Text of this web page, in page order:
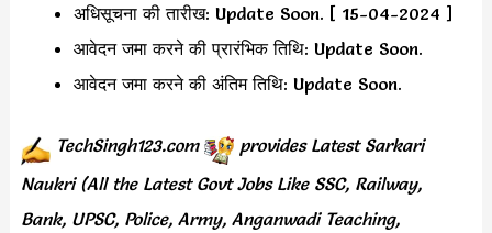
अधिसूचना की तारीख: Update Soon. [ 15-04-2024 ]
आवेदन जमा करने की प्रारंभिक तिथि: Update Soon.
आवेदन जमा करने की अंतिम तिथि: Update Soon.
TechSingh123.com provides Latest Sarkari
Naukri (All the Latest Govt Jobs Like SSC, Railway,
Bank, UPSC, Police, Army, Anganwadi Teaching,